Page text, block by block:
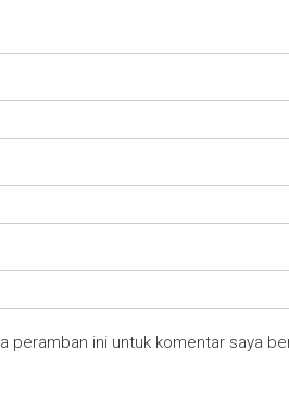
peramban ini untuk komentar saya